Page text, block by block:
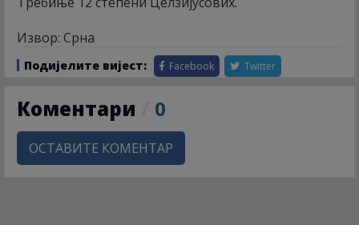
Извор: Срна
Подијелите вијест: Facebook Twitter
Коментари 0
ОСТАВИТЕ КОМЕНТАР